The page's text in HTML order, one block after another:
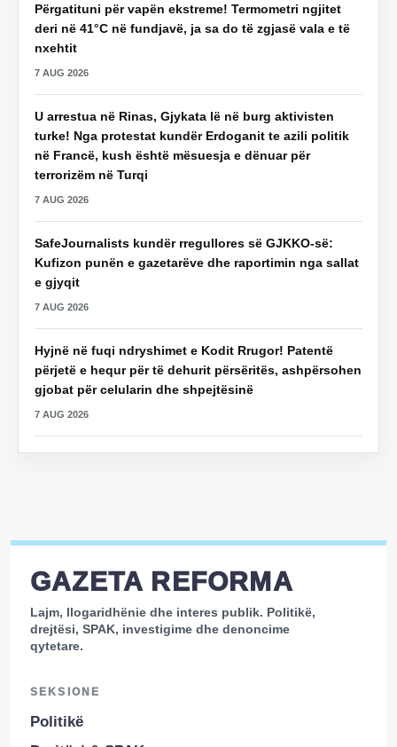
Përgatituni për vapën ekstreme! Termometri ngjitet
deri në 41°C në fundjavë, ja sa do të zgjasë vala e të
nxehtit
7 AUG 2026
U arrestua në Rinas, Gjykata lë në burg aktivisten
turke! Nga protestat kundër Erdoganit te azili politik
në Francë, kush është mësuesja e dënuar për
terrorizëm në Turqi
7 AUG 2026
SafeJournalists kundër rregullores së GJKKO-së:
Kufizon punën e gazetarëve dhe raportimin nga sallat
e gjyqit
7 AUG 2026
Hyjnë në fuqi ndryshimet e Kodit Rrugor! Patentë
përjetë e hequr për të dehurit përsëritës, ashpërsohen
gjobat për celularin dhe shpejtësinë
7 AUG 2026
GAZETA REFORMA
Lajm, llogaridhënie dhe interes publik. Politikë,
drejtësi, SPAK, investigime dhe denoncime
qytetare.
SEKSIONE
Politikë